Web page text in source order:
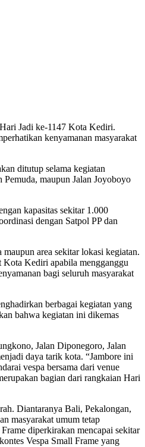
Jadi ke-1147 Kota Kediri.
kenyamanan masyarakat
ditutup selama kegiatan
maupun Jalan Joyoboyo
kapasitas sekitar 1.000
dengan Satpol PP dan
area sekitar lokasi kegiatan.
Kota Kediri apabila mengganggu
bagi seluruh masyarakat
berbagai kegiatan yang
bahwa kegiatan ini dikemas
Jalan Diponegoro, Jalan
daya tarik kota. “Jambore ini
vespa bersama dari venue
bagian dari rangkaian Hari
Diantaranya Bali, Pekalongan,
masyarakat umum tetap
diperkirakan mencapai sekitar
Vespa Small Frame yang